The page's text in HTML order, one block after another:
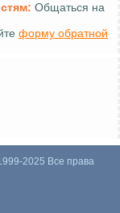
Общаться на
форму обратной
2025 Все права